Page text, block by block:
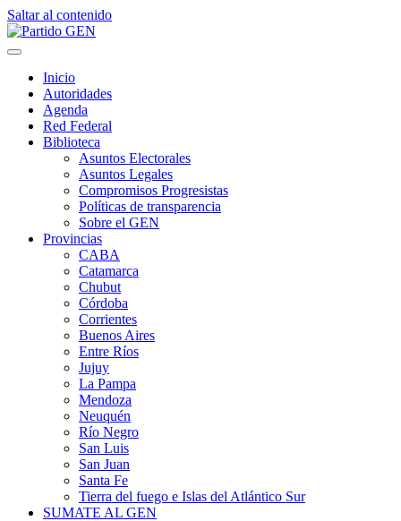
Saltar al contenido
Inicio
Autoridades
Agenda
Red Federal
Biblioteca
Asuntos Electorales
Asuntos Legales
Compromisos Progresistas
Políticas de transparencia
Sobre el GEN
Provincias
CABA
Catamarca
Chubut
Córdoba
Corrientes
Buenos Aires
Entre Ríos
Jujuy
La Pampa
Mendoza
Neuquén
Río Negro
San Luis
San Juan
Santa Fe
Tierra del fuego e Islas del Atlántico Sur
SUMATE AL GEN